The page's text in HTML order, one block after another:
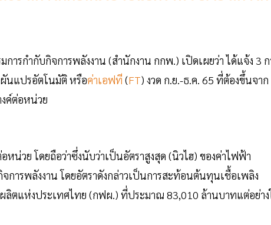
รกำกับกิจการพลังงาน (สำนักงาน กกพ.) เปิดเผยว่า ได้แจ้ง 3 ก
นแปรอัตโนมัติ หรือค่าเอฟที (FT) งวด ก.ย.-ธ.ค. 65 ที่ต้องขึ้นจาก
ค์ต่อหน่วย
น่วย โดยถือว่าซึ่งนับว่าเป็นอัตราสูงสุด (นิวไฮ) ของค่าไฟฟ้า
ารพลังงาน โดยอัตราดังกล่าวเป็นการสะท้อนต้นทุนเชื้อเพลิง
ลิตแห่งประเทศไทย (กฟผ.) ที่ประมาณ 83,010 ล้านบาทแต่อย่าง